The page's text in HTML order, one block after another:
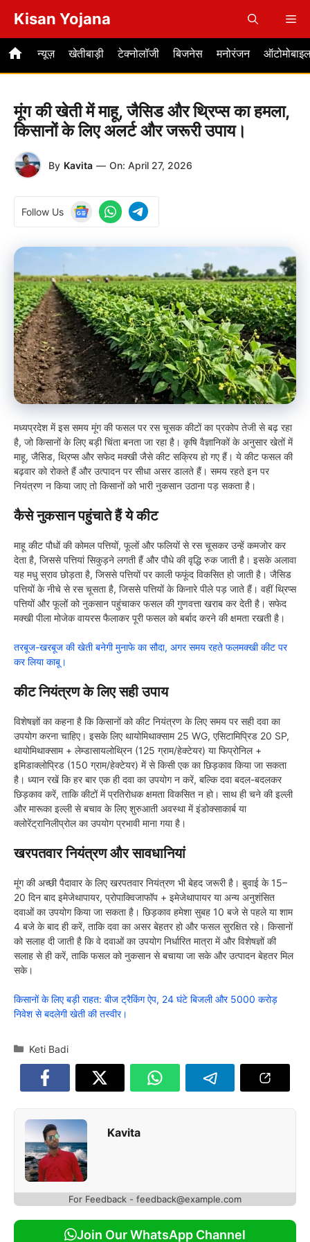
content
Kisan Yojana
न्यूज़ खेतीबाड़ी टेक्नोलॉजी बिजनेस मनोरंजन
मूंग की खेती में माहू, जैसिड और थ्रिप्स का हमला,
किसानों के लिए अलर्ट और जरूरी उपाय।
By Kavita — On: April 27, 2026
Follow Us
मध्यप्रदेश में इस समय मूंग की फसल पर रस चूसक कीटों का प्रकोप तेजी से बढ़ रहा
है, जो किसानों के लिए बड़ी चिंता बनता जा रहा है। कृषि वैज्ञानिकों के अनुसार खेतों में
माहू, जैसिड, थ्रिप्स और सफेद मक्खी जैसे कीट सक्रिय हो गए हैं। ये कीट फसल की
बढ़वार को रोकते हैं और उत्पादन पर सीधा असर डालते हैं। समय रहते इन पर
नियंत्रण न किया जाए तो किसानों को भारी नुकसान उठाना पड़ सकता है।
कैसे नुकसान पहुंचाते हैं ये कीट
माहू कीट पौधों की कोमल पत्तियों, फूलों और फलियों से रस चूसकर उन्हें कमजोर कर
देता है, जिससे पत्तियां सिकुड़ने लगती हैं और पौधे की वृद्धि रुक जाती है। इसके अलावा
यह मधु स्राव छोड़ता है, जिससे पत्तियों पर काली फफूंद विकसित हो जाती है। जैसिड
पत्तियों के नीचे से रस चूसता है, जिससे पत्तियों के किनारे पीले पड़ जाते हैं। वहीं थ्रिप्स
पत्तियों और फूलों को नुकसान पहुंचाकर फसल की गुणवत्ता खराब कर देती है। सफेद
मक्खी पीला मोजेक वायरस फैलाकर पूरी फसल को बर्बाद करने की क्षमता रखती है।
तरबूज-खरबूज की खेती बनेगी मुनाफे का सौदा, अगर समय रहते फलमक्खी कीट पर
कर लिया काबू।
कीट नियंत्रण के लिए सही उपाय
विशेषज्ञों का कहना है कि किसानों को कीट नियंत्रण के लिए समय पर सही दवा का
उपयोग करना चाहिए। इसके लिए थायोमिथाक्साम 25 WG, एसिटामिप्रिड 20 SP,
थायोमिथाक्साम + लेम्डासायलोथ्रिन (125 ग्राम/हेक्टेयर) या फिप्रोनिल +
इमिडाक्लोप्रिड (150 ग्राम/हेक्टेयर) में से किसी एक का छिड़काव किया जा सकता
है। ध्यान रखें कि हर बार एक ही दवा का उपयोग न करें, बल्कि दवा बदल-बदलकर
छिड़काव करें, ताकि कीटों में प्रतिरोधक क्षमता विकसित न हो। साथ ही चने की इल्ली
और मारूका इल्ली से बचाव के लिए शुरुआती अवस्था में इंडोक्साकार्ब या
क्लोरेंट्रानिलीप्रोल का उपयोग प्रभावी माना गया है।
खरपतवार नियंत्रण और सावधानियां
मूंग की अच्छी पैदावार के लिए खरपतवार नियंत्रण भी बेहद जरूरी है। बुवाई के 15–
20 दिन बाद इमेजेथापायर, प्रोपाक्विजाफॉप + इमेजेथापायर या अन्य अनुशंसित
दवाओं का उपयोग किया जा सकता है। छिड़काव हमेशा सुबह 10 बजे से पहले या शाम
4 बजे के बाद ही करें, ताकि दवा का असर बेहतर हो और फसल सुरक्षित रहे। किसानों
को सलाह दी जाती है कि वे दवाओं का उपयोग निर्धारित मात्रा में और विशेषज्ञों की
सलाह से ही करें, ताकि फसल को नुकसान से बचाया जा सके और उत्पादन बेहतर मिल
सके।
किसानों के लिए बड़ी राहत: बीज ट्रैकिंग ऐप, 24 घंटे बिजली और 5000 करोड़
निवेश से बदलेगी खेती की तस्वीर।
Categories
Keti Badi
Kavita
For Feedback - feedback@example.com
Join Our WhatsApp Channel